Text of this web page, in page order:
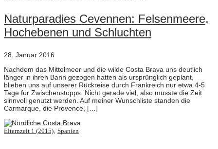
Naturparadies Cevennen: Felsenmeere,
Hochebenen und Schluchten
28. Januar 2016
Nachdem das Mittelmeer und die wilde Costa Brava uns deutlich
länger in ihren Bann gezogen hatten als ursprünglich geplant,
blieben uns auf unserer Rückreise durch Frankreich nur etwa 4-5
Tage für Zwischenstopps. Nicht gerade viel, also musste die Zeit
sinnvoll genutzt werden. Auf meiner Wunschliste standen die
Carmarque, die Provence, […]
Elternzeit 1 (2015) Spanien